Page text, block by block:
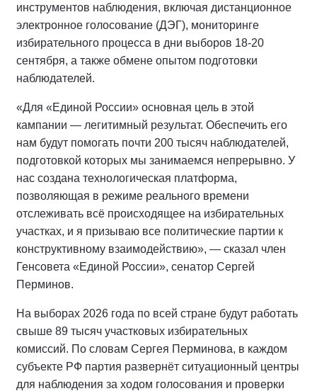
инструментов наблюдения, включая дистанционное
электронное голосование (ДЭГ), мониторинге
избирательного процесса в дни выборов 18-20
сентября, а также обмене опытом подготовки
наблюдателей.
«Для «Единой России» основная цель в этой
кампании — легитимный результат. Обеспечить его
нам будут помогать почти 200 тысяч наблюдателей,
подготовкой которых мы занимаемся непрерывно. У
нас создана технологическая платформа,
позволяющая в режиме реального времени
отслеживать всё происходящее на избирательных
участках, и я призываю все политические партии к
конструктивному взаимодействию», — сказал член
Генсовета «Единой России», сенатор Сергей
Перминов.
На выборах 2026 года по всей стране будут работать
свыше 89 тысяч участковых избирательных
комиссий. По словам Сергея Перминова, в каждом
субъекте РФ партия развернёт ситуационный центры
для наблюдения за ходом голосования и проверки